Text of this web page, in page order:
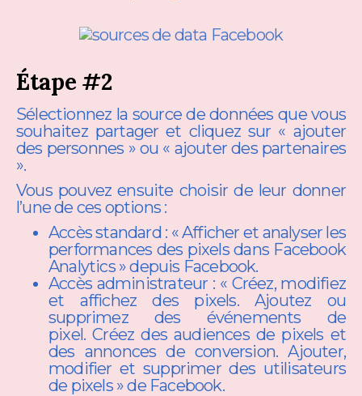
Étape #2
Sélectionnez la source de données que vous
souhaitez partager et cliquez sur « ajouter
des personnes » ou « ajouter des partenaires
».
Vous pouvez ensuite choisir de leur donner
l’une de ces options :
Accès standard : « Afficher et analyser les
performances des pixels dans Facebook
Analytics » depuis Facebook.
Accès administrateur : « Créez, modifiez
et affichez des pixels. Ajoutez ou
supprimez des événements de
pixel. Créez des audiences de pixels et
des annonces de conversion. Ajouter,
modifier et supprimer des utilisateurs
de pixels » de Facebook.